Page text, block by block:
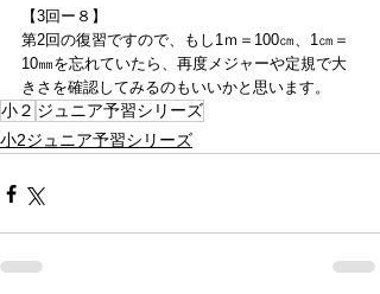
【3回ー８】
第2回の復習ですので、もし1ｍ＝100㎝、1㎝＝
10㎜を忘れていたら、再度メジャーや定規で大
きさを確認してみるのもいいかと思います。
小２ ジュニア予習シリーズ
小2ジュニア予習シリーズ